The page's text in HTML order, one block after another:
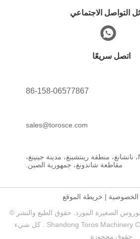
التواصل الاجتماعي
اتصل سريعًا
86-158-06577867
sales@torosce.com
الحديقة الصناعية NO.2-3، نانشانغ، منطقة رينتشينغ، مدينة جينينغ،
مقاطعة شاندونغ، جمهورية الصين.
| خريطة الموقع
الصغيرة المورد. حقوق الطبع والنشر ©
2023-2025 Shandong Toros Machinery Corporation . كل شيء
حقوق محجوزة